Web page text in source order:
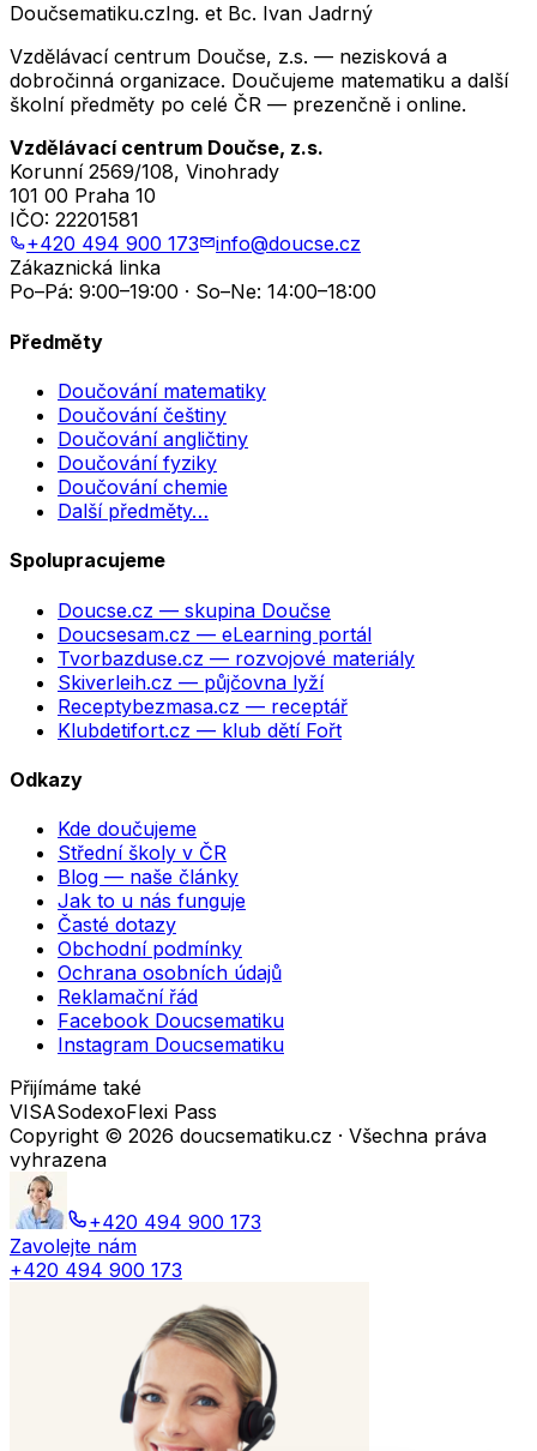
Doučsematiku.czIng. et Bc. Ivan Jadrný
Vzdělávací centrum Doučse, z.s. — nezisková a
dobročinná organizace. Doučujeme matematiku a další
školní předměty po celé ČR — prezenčně i online.
Vzdělávací centrum Doučse, z.s.
Korunní 2569/108, Vinohrady
101 00 Praha 10
IČO: 22201581
+420 494 900 173
info@doucse.cz
Zákaznická linka
Po–Pá: 9:00–19:00 · So–Ne: 14:00–18:00
Předměty
Doučování matematiky
Doučování češtiny
Doučování angličtiny
Doučování fyziky
Doučování chemie
Další předměty…
Spolupracujeme
Doucse.cz — skupina Doučse
Doucsesam.cz — eLearning portál
Tvorbazduse.cz — rozvojové materiály
Skiverleih.cz — půjčovna lyží
Receptybezmasa.cz — receptář
Klubdetifort.cz — klub dětí Fořt
Odkazy
Kde doučujeme
Střední školy v ČR
Blog — naše články
Jak to u nás funguje
Časté dotazy
Obchodní podmínky
Ochrana osobních údajů
Reklamační řád
Facebook Doucsematiku
Instagram Doucsematiku
Přijímáme také
VISASodexoFlexi Pass
Copyright © 2026 doucsematiku.cz · Všechna práva
vyhrazena
+420 494 900 173
Zavolejte nám
+420 494 900 173